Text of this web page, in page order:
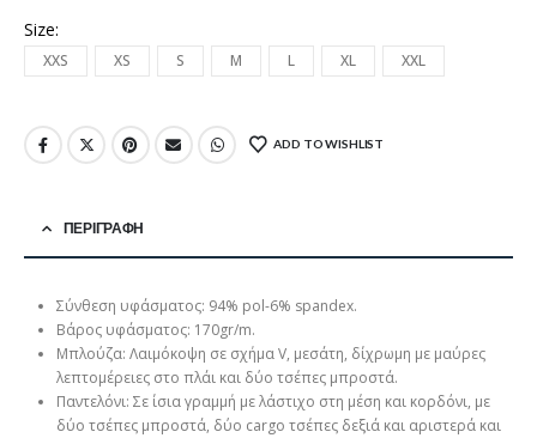
Size
XXS XS S M L XL XXL
ADD TO WISHLIST
ΠΕΡΙΓΡΑΦΉ
Σύνθεση υφάσματος: 94% pol-6% spandex.
Βάρος υφάσματος: 170gr/m.
Μπλούζα: Λαιμόκοψη σε σχήμα V, μεσάτη, δίχρωμη με μαύρες
λεπτομέρειες στο πλάι και δύο τσέπες μπροστά.
Παντελόνι: Σε ίσια γραμμή με λάστιχο στη μέση και κορδόνι, με
δύο τσέπες μπροστά, δύο cargo τσέπες δεξιά και αριστερά και